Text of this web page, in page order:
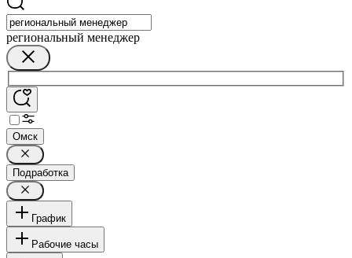
региональный менеджер
Омск
Подработка
График
Рабочие часы